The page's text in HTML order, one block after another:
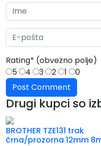
Rating* (obvezno polje)
5
4 3 2 1 0
Drugi kupci so
BROTHER TZE131 trak
črna/prozorna 12mm